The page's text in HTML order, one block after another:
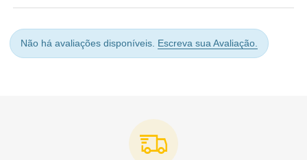
Não há avaliações disponíveis. Escreva sua Avaliação.